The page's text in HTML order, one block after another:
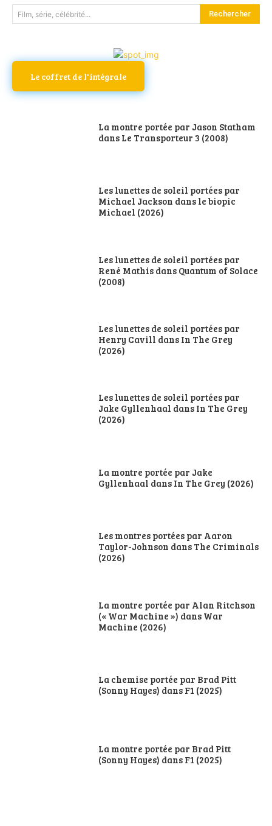
Film, série, célébrité... Rechercher
Le coffret de l'intégrale
La montre portée par Jason Statham
dans Le Transporteur 3 (2008)
Les lunettes de soleil portées par
Michael Jackson dans le biopic
Michael (2026)
Les lunettes de soleil portées par
René Mathis dans Quantum of Solace
(2008)
Les lunettes de soleil portées par
Henry Cavill dans In The Grey
(2026)
Les lunettes de soleil portées par
Jake Gyllenhaal dans In The Grey
(2026)
La montre portée par Jake
Gyllenhaal dans In The Grey (2026)
Les montres portées par Aaron
Taylor-Johnson dans The Criminals
(2026)
La montre portée par Alan Ritchson
(« War Machine ») dans War
Machine (2026)
La chemise portée par Brad Pitt
(Sonny Hayes) dans F1 (2025)
La montre portée par Brad Pitt
(Sonny Hayes) dans F1 (2025)